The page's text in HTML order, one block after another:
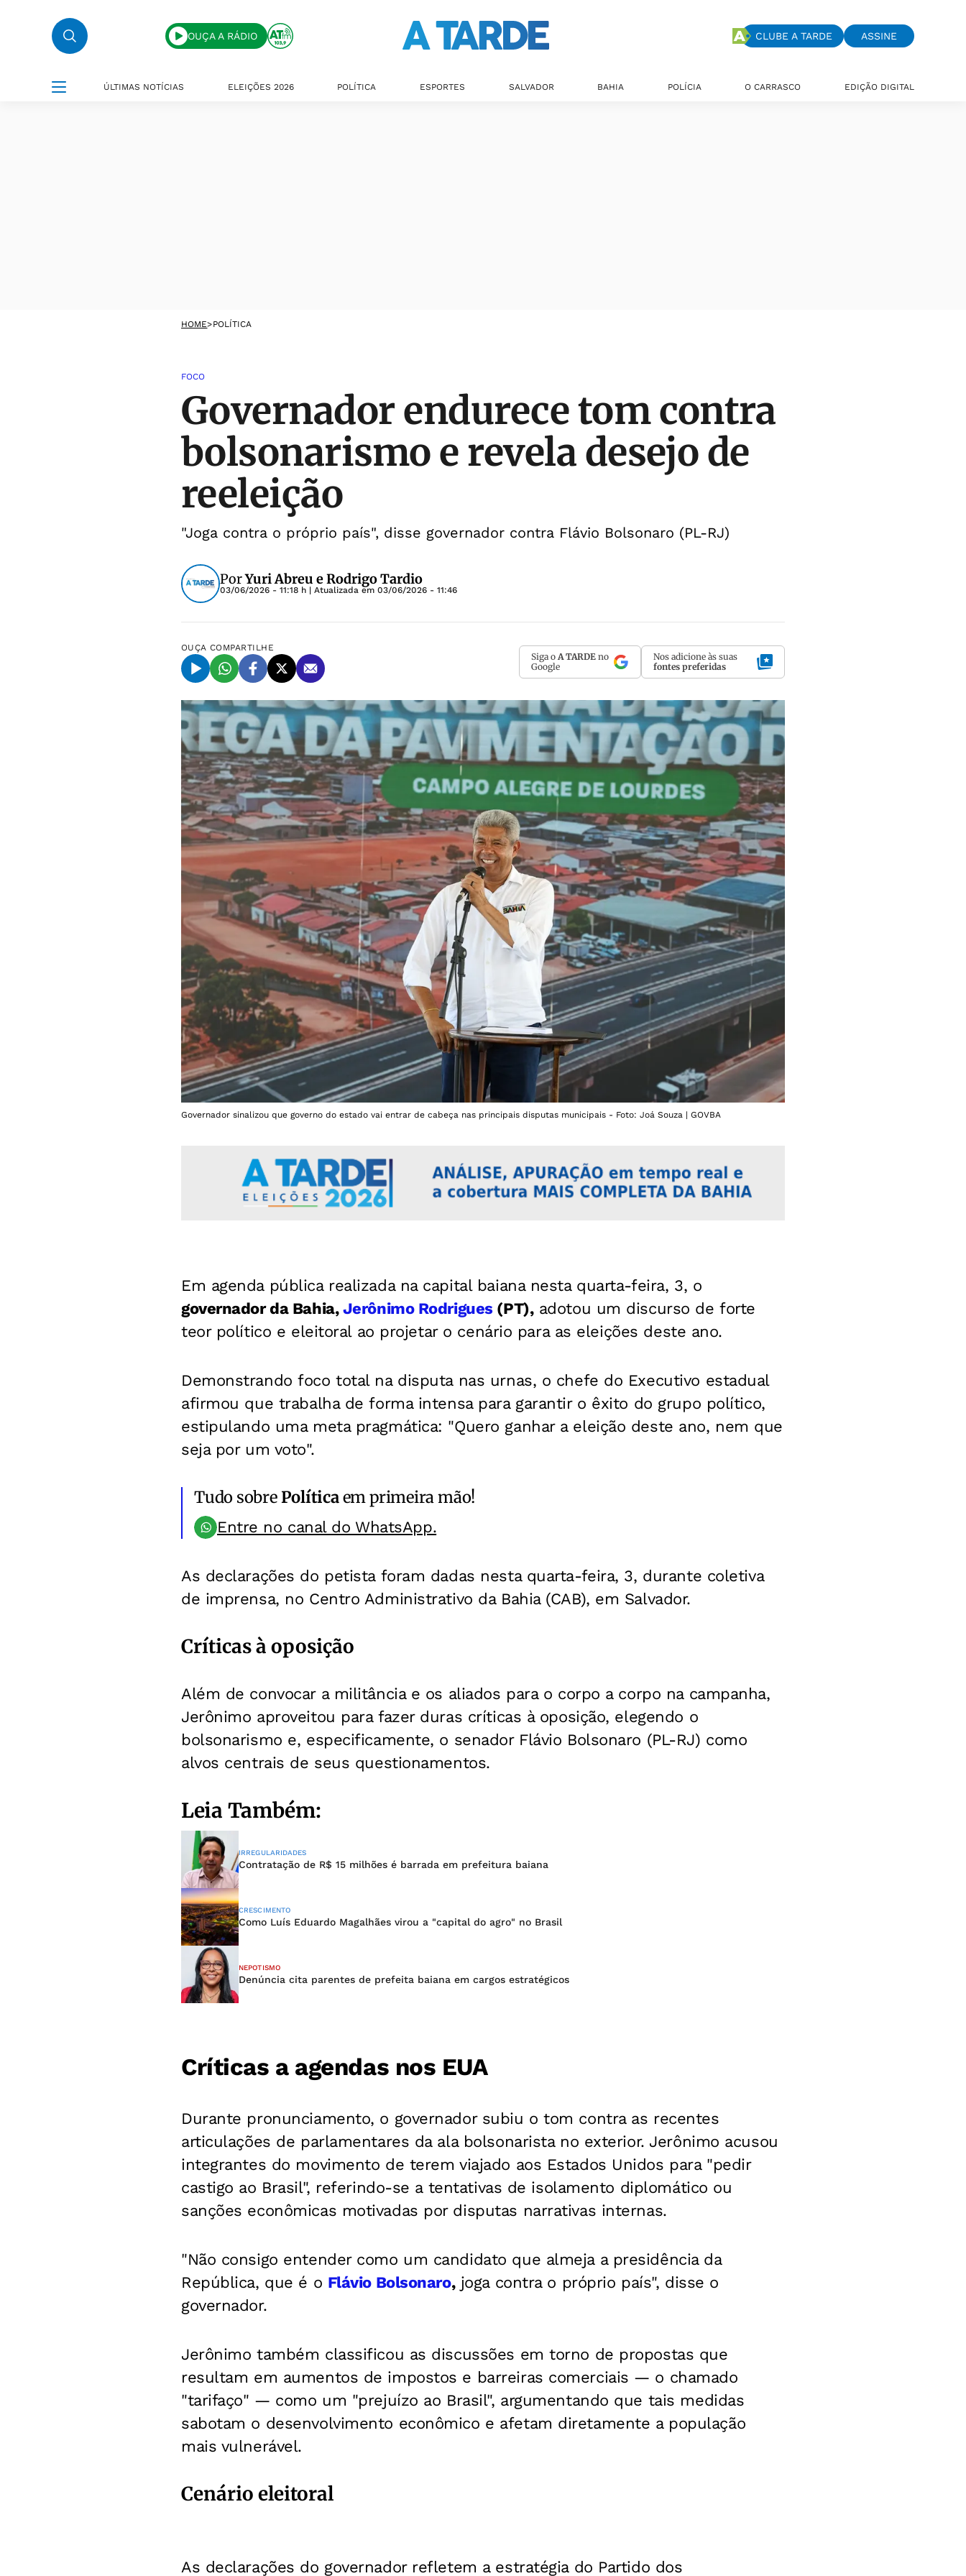
OUÇA A RÁDIO CLUBE A TARDE ASSINE
ÚLTIMAS NOTÍCIAS ELEIÇÕES 2026 POLÍTICA ESPORTES SALVADOR BAHIA POLÍCIA O CARRASCO EDIÇÃO DIGITAL
HOME>POLÍTICA
FOCO
Governador endurece tom contra
bolsonarismo e revela desejo de
reeleição
"Joga contra o próprio país", disse governador contra Flávio Bolsonaro (PL-RJ)
PorYuri Abreu e Rodrigo Tardio
03/06/2026 - 11:18 h | Atualizada em 03/06/2026 - 11:46
OUÇA COMPARTILHE
Siga o A TARDE no
Google
Nos adicione às suas
fontes preferidas
Governador sinalizou que governo do estado vai entrar de cabeça nas principais disputas municipais - Foto: Joá Souza | GOVBA
Em agenda pública realizada na capital baiana nesta quarta-feira, 3, o
governador da Bahia, Jerônimo Rodrigues (PT),adotou um discurso de forte
teor político e eleitoral ao projetar o cenário para as eleições deste ano.
Demonstrando foco total na disputa nas urnas, o chefe do Executivo estadual
afirmou que trabalha de forma intensa para garantir o êxito do grupo político,
estipulando uma meta pragmática: "Quero ganhar a eleição deste ano, nem que
seja por um voto".
Tudo sobrePolíticaem primeira mão!
Entre no canal do WhatsApp.
As declarações do petista foram dadas nesta quarta-feira, 3, durante coletiva
de imprensa, no Centro Administrativo da Bahia (CAB), em Salvador.
Críticas à oposição
Além de convocar a militância e os aliados para o corpo a corpo na campanha,
Jerônimo aproveitou para fazer duras críticas à oposição, elegendo o
bolsonarismo e, especificamente, o senador Flávio Bolsonaro (PL-RJ) como
alvos centrais de seus questionamentos.
Leia Também:
IRREGULARIDADES
Contratação de R$ 15 milhões é barrada em prefeitura baiana
CRESCIMENTO
Como Luís Eduardo Magalhães virou a "capital do agro" no Brasil
NEPOTISMO
Denúncia cita parentes de prefeita baiana em cargos estratégicos
Críticas a agendas nos EUA
Durante pronunciamento, o governador subiu o tom contra as recentes
articulações de parlamentares da ala bolsonarista no exterior. Jerônimo acusou
integrantes do movimento de terem viajado aos Estados Unidos para "pedir
castigo ao Brasil", referindo-se a tentativas de isolamento diplomático ou
sanções econômicas motivadas por disputas narrativas internas.
"Não consigo entender como um candidato que almeja a presidência da
República, que é o Flávio Bolsonaro,joga contra o próprio país", disse o
governador.
Jerônimo também classificou as discussões em torno de propostas que
resultam em aumentos de impostos e barreiras comerciais — o chamado
"tarifaço" — como um "prejuízo ao Brasil", argumentando que tais medidas
sabotam o desenvolvimento econômico e afetam diretamente a população
mais vulnerável.
Cenário eleitoral
As declarações do governador refletem a estratégia do Partido dos